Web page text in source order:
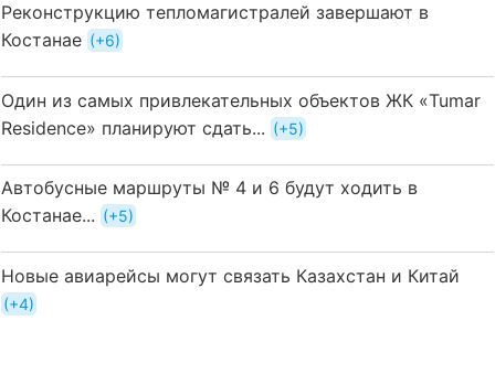
Реконструкцию тепломагистралей завершают в
Костанае
+6
Один из самых привлекательных объектов ЖК «Tumar
Residence» планируют сдать...
+5
Автобусные маршруты № 4 и 6 будут ходить в
Костанае...
+5
Новые авиарейсы могут связать Казахстан и Китай
+4